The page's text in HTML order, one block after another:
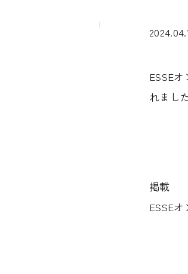
ESSE
れました
掲載
ESSE